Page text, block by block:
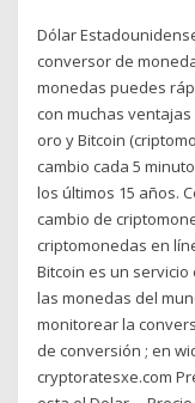
Dólar
conversor de
monedas puedes
con muchas
oro y Bitcoin
cambio cada 5
los últimos 15 años.
cambio de
criptomonedas en
Bitcoin es un
las monedas del
monitorear la
de conversión ; en
cryptoratesxe.com